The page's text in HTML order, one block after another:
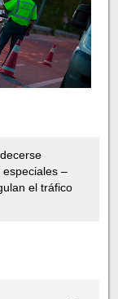
–
el tráfico